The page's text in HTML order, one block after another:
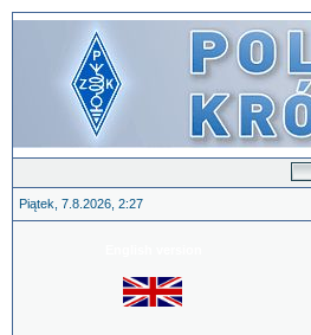
Piątek, 7.8.2026, 2:27